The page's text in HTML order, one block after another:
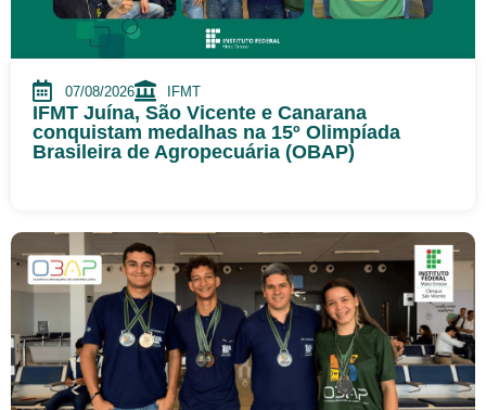
07/08/2026 IFMT
IFMT Juína, São Vicente e Canarana
conquistam medalhas na 15º Olimpíada
Brasileira de Agropecuária (OBAP)